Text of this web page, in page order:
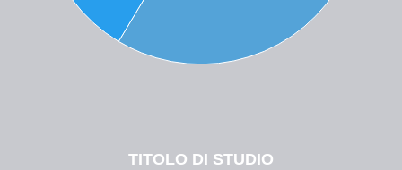
TITOLO DI STUDIO